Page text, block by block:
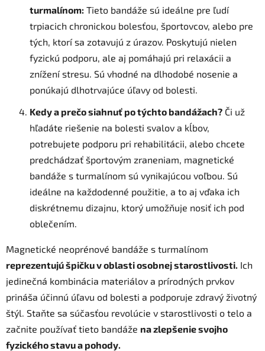
turmalínom: Tieto bandáže sú ideálne pre ľudí
trpiacich chronickou bolesťou, športovcov, alebo pre
tých, ktorí sa zotavujú z úrazov. Poskytujú nielen
fyzickú podporu, ale aj pomáhajú pri relaxácii a
znížení stresu. Sú vhodné na dlhodobé nosenie a
ponúkajú dlhotrvajúce úľavy od bolesti.
Kedy a prečo siahnuť po týchto bandážach? Či už
hľadáte riešenie na bolesti svalov a kĺbov,
potrebujete podporu pri rehabilitácii, alebo chcete
predchádzať športovým zraneniam, magnetické
bandáže s turmalínom sú vynikajúcou voľbou. Sú
ideálne na každodenné použitie, a to aj vďaka ich
diskrétnemu dizajnu, ktorý umožňuje nosiť ich pod
oblečením.
Magnetické neoprénové bandáže s turmalínom
reprezentujú špičku v oblasti osobnej starostlivosti. Ich
jedinečná kombinácia materiálov a prírodných prvkov
prináša účinnú úľavu od bolesti a podporuje zdravý životný
štýl. Staňte sa súčasťou revolúcie v starostlivosti o telo a
začnite používať tieto bandáže na zlepšenie svojho
fyzického stavu a pohody.